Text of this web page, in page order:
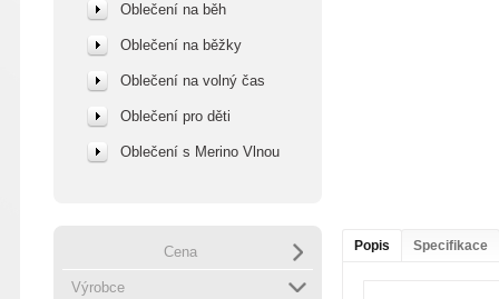
Oblečení na běh
Oblečení na běžky
Oblečení na volný čas
Oblečení pro děti
Oblečení s Merino Vlnou
Cena
Výrobce
Popis Specifikace